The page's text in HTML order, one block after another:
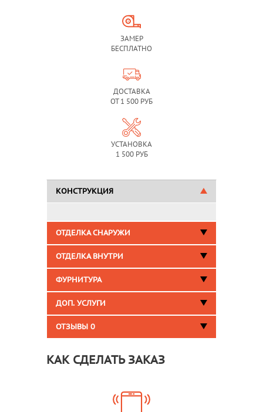
ЗАМЕР
БЕСПЛАТНО
ДОСТАВКА
ОТ 1 500 РУБ
УСТАНОВКА
1 500 РУБ
КОНСТРУКЦИЯ
ОТДЕЛКА СНАРУЖИ
ОТДЕЛКА ВНУТРИ
ФУРНИТУРА
ДОП. УСЛУГИ
ОТЗЫВЫ 0
КАК СДЕЛАТЬ ЗАКАЗ